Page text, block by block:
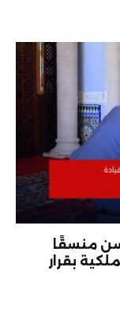
منسقًا
بقرار